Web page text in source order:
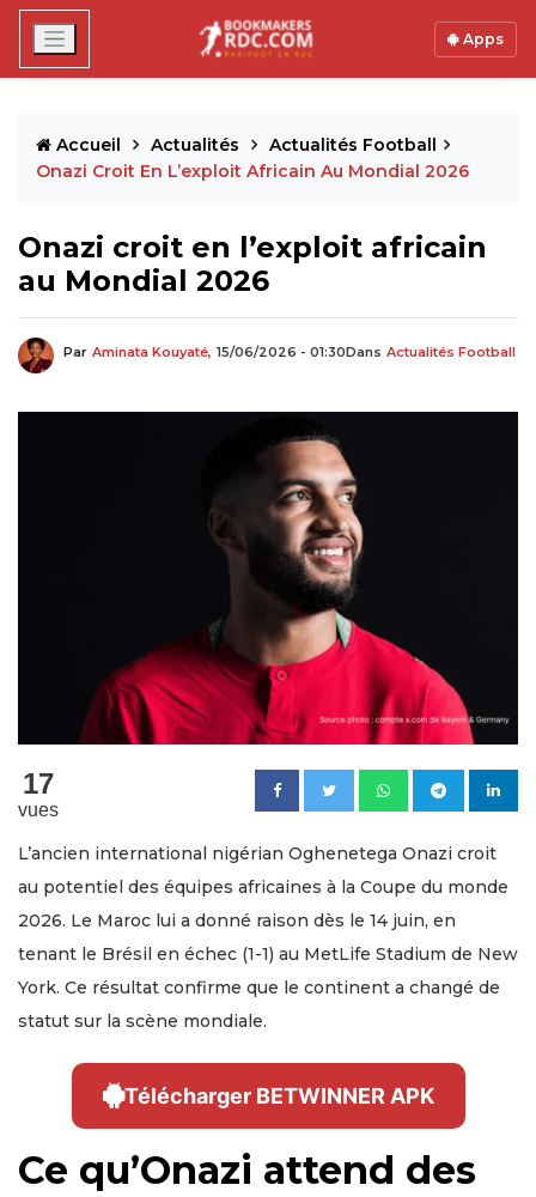
Apps
Accueil Actualités
Actualités Football
Onazi Croit En L’exploit Africain Au Mondial 2026
Onazi croit en l’exploit africain
au Mondial 2026
Par Aminata Kouyaté, 15/06/2026 - 01:30Dans Actualités Football
17
vues
L’ancien international nigérian Oghenetega Onazi croit
au potentiel des équipes africaines à la Coupe du monde
2026. Le Maroc lui a donné raison dès le 14 juin, en
tenant le Brésil en échec (1-1) au MetLife Stadium de New
York. Ce résultat confirme que le continent a changé de
statut sur la scène mondiale.
Télécharger BETWINNER APK
Ce qu’Onazi attend des